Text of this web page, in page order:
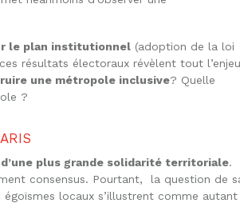
le plan institutionnel (adoption de la loi
résultats électoraux révèlent tout l’enjeu
une métropole inclusive? Quelle
?
plus grande solidarité territoriale.
consensus. Pourtant, la question de
locaux s’illustrent comme autant